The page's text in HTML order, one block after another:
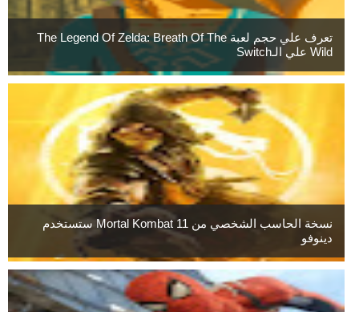
تعرف علي حجم لعبة The Legend Of Zelda: Breath Of The
Wild علي الـSwitch
نسخة الحاسب الشخصي من Mortal Kombat 11 ستستخدم
دينوفو